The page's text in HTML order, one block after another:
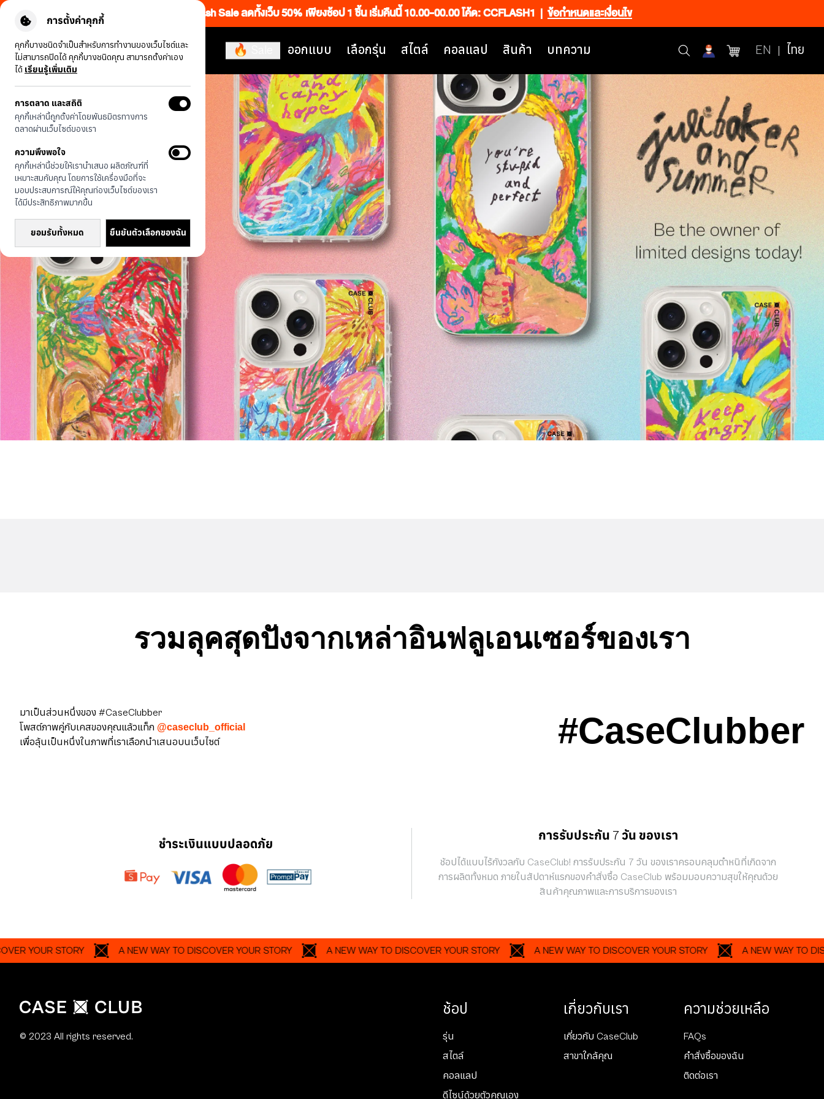
การตั้งค่าคุกกี้
คุกกี้บางชนิดจำเป็นสำหรับการทำงานของเว็บไซต์และ
ไม่สามารถปิดได้ คุกกี้บางชนิดคุณ สามารถตั้งค่าเอง
ได้ เรียนรู้เพิ่มเติม
การตลาด และสถิติ
คุกกี้เหล่านี้ถูกตั้งค่าโดยพันธมิตรทางการ
ตลาดผ่านเว็บไซต์ของเรา
ความพึงพอใจ
คุกกี้เหล่านี้ช่วยให้เรานำเสนอ ผลิตภัณฑ์ที่
เหมาะสมกับคุณ โดยการใช้เครื่องมือที่จะ
มอบประสบการณ์ให้คุณท่องเว็บไซต์ของเรา
ได้มีประสิทธิภาพมากขึ้น
ยอมรับทั้งหมด ยืนยันตัวเลือกของฉัน
Flash Sale ลดทั้งเว็บ 50% เพียงช้อป 1 ชิ้น เริ่มคืนนี้ 10.00-00.00 โค้ด: CCFLASH1 | ข้อกำหนดและเงื่อนไข
🔥 Sale ออกแบบ เลือกรุ่น สไตล์ คอลแลป สินค้า บทความ EN ไทย
รวมลุคสุดปังจากเหล่าอินฟลูเอนเซอร์ของเรา
มาเป็นส่วนหนึ่งของ #CaseClubber
โพสต์ภาพคู่กับเคสของคุณแล้วแท็ก @caseclub_official
เพื่อลุ้นเป็นหนึ่งในภาพที่เราเลือกนำเสนอบนเว็บไซต์ #CaseClubber
ชำระเงินแบบปลอดภัย
การรับประกัน 7 วัน ของเรา
ช้อปได้แบบไร้กังวลกับ CaseClub! การรับประกัน 7 วัน ของเราครอบคลุมตำหนิที่เกิดจาก
การผลิตทั้งหมด ภายในสัปดาห์แรกของคำสั่งซื้อ CaseClub พร้อมมอบความสุขให้คุณด้วย
สินค้าคุณภาพและการบริการของเรา
STORY A NEW WAY TO DISCOVER YOUR STORY A NEW WAY TO DISCOVER YOUR STORY A NEW WAY TO DISCOVER YOUR STORY A NEW WAY TO
© 2023 All rights reserved.
ช้อป
รุ่น
สไตล์
คอลแลป
ดีไซน์ด้วยตัวคุณเอง
เกี่ยวกับเรา
เกี่ยวกับ CaseClub
สาขาใกล้คุณ
ความช่วยเหลือ
FAQs
คำสั่งซื้อของฉัน
ติดต่อเรา